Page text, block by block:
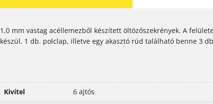
1,0 mm vastag acéllemezből készített öltözőszekrények. A
készül. 1 db. polclap, illetve egy akasztó rúd található benne 3
Kivitel 6 ajtós